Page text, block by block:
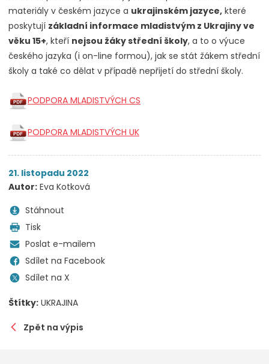
materiály v českém jazyce a ukrajinském jazyce, které
poskytují základní informace mladistvým z Ukrajiny ve
věku 15+, kteří nejsou žáky střední školy, a to o výuce
českého jazyka (i on-line formou), jak se stát žákem střední
školy a také co dělat v případě nepřijetí do střední školy.
PODPORA MLADISTVÝCH CS
PODPORA MLADISTVÝCH UK
21. listopadu 2022
Autor: Eva Kotková
Stáhnout
Tisk
Poslat e-mailem
Sdílet na Facebook
Sdílet na X
Štítky: UKRAJINA
Zpět na výpis